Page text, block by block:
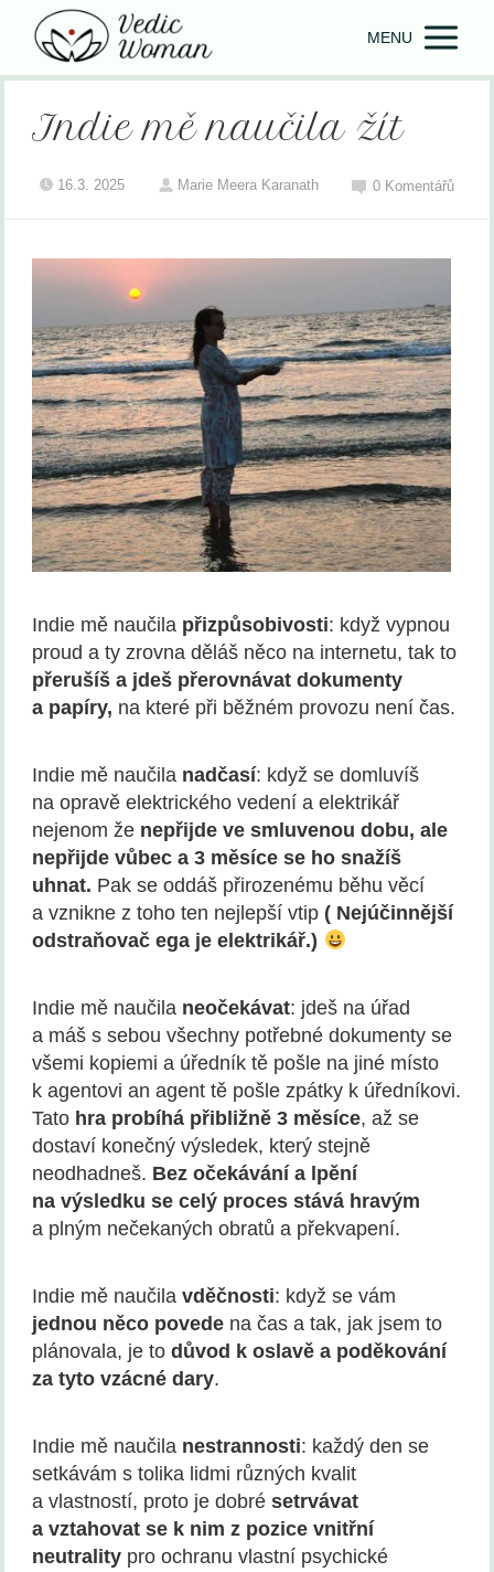
MENU
Indie mě naučila žít
16.3. 2025 Marie Meera Karanath 0 Komentářů
Indie mě naučila přizpůsobivosti: když vypnou
proud a ty zrovna děláš něco na internetu, tak to
přerušíš a jdeš přerovnávat dokumenty
a papíry, na které při běžném provozu není čas.
Indie mě naučila nadčasí: když se domluvíš
na opravě elektrického vedení a elektrikář
nejenom že nepřijde ve smluvenou dobu, ale
nepřijde vůbec a 3 měsíce se ho snažíš
uhnat. Pak se oddáš přirozenému běhu věcí
a vznikne z toho ten nejlepší vtip ( Nejúčinnější
odstraňovač ega je elektrikář.)
Indie mě naučila neočekávat: jdeš na úřad
a máš s sebou všechny potřebné dokumenty se
všemi kopiemi a úředník tě pošle na jiné místo
k agentovi an agent tě pošle zpátky k úředníkovi.
Tato hra probíhá přibližně 3 měsíce, až se
dostaví konečný výsledek, který stejně
neodhadneš. Bez očekávání a lpění
na výsledku se celý proces stává hravým
a plným nečekaných obratů a překvapení.
Indie mě naučilavděčnosti: když se vám
jednou něco povede na čas a tak, jak jsem to
plánovala, je todůvod k oslavě a poděkování
za tyto vzácnédary.
Indie mě naučila nestrannosti: každý den se
setkávám s tolika lidmi různých kvalit
a vlastností, proto je dobrésetrvávat
a vztahovat se k nim z pozice vnitřní
neutrality pro ochranu vlastní psychické